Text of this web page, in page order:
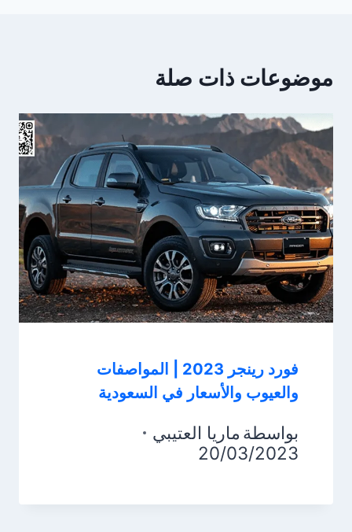
موضوعات ذات صلة
فورد رينجر 2023 | المواصفات
والعيوب والأسعار في السعودية
بواسطة ماريا العتيبي
20/03/2023